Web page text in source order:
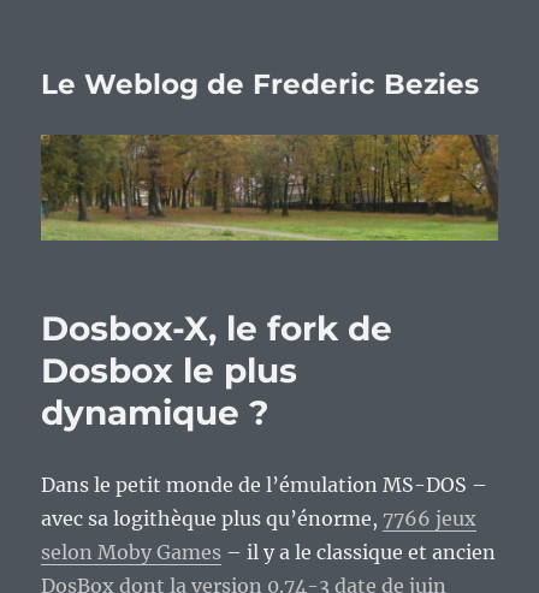
Le Weblog de Frederic Bezies
Dosbox-X, le fork de
Dosbox le plus
dynamique ?
Dans le petit monde de l’émulation MS-DOS –
avec sa logithèque plus qu’énorme, 7766 jeux
selon Moby Games – il y a le classique et ancien
DosBox dont la version 0.74-3 date de juin